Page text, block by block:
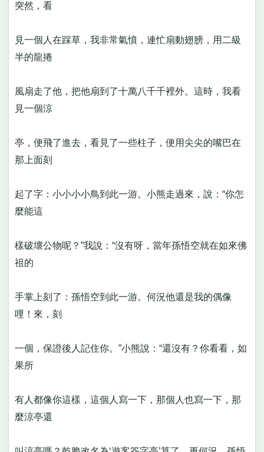
突然，看
見一個人在踩草，我非常氣憤，連忙扇動翅膀，用二級
半的龍捲
風扇走了他，把他扇到了十萬八千千裡外。這時，我看
見一個涼
亭，便飛了進去，看見了一些柱子，便用尖尖的嘴巴在
那上面刻
起了字：小小小小鳥到此一游。小熊走過來，說：“你怎
麼能這
樣破壞公物呢？”我說：“沒有呀，當年孫悟空就在如來佛
祖的
手掌上刻了：孫悟空到此一游。何況他還是我的偶像
哩！來，刻
一個，保證後人記住你。”小熊說：“還沒有？你看看，如
果所
有人都像你這樣，這個人寫一下，那個人也寫一下，那
麼涼亭還